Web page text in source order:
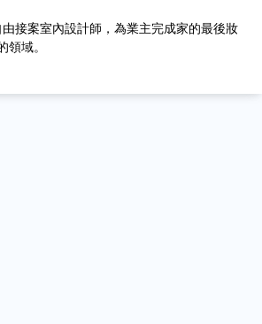
接案室內設計師，為業主完成家的最後妝
域。